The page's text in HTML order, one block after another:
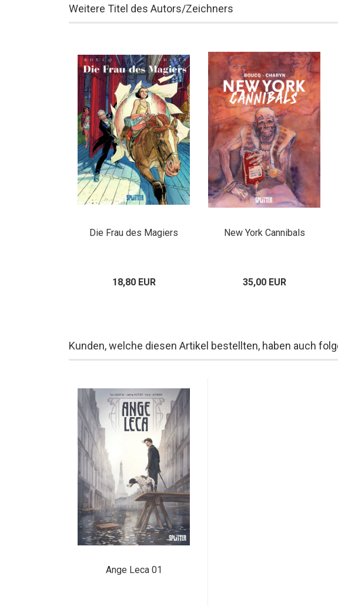
Weitere Titel des Autors/Zeichners
Die Frau des Magiers
18,80 EUR
New York Cannibals
35,00 EUR
Kunden, welche diesen Artikel bestellten, haben auch
Ange Leca 01